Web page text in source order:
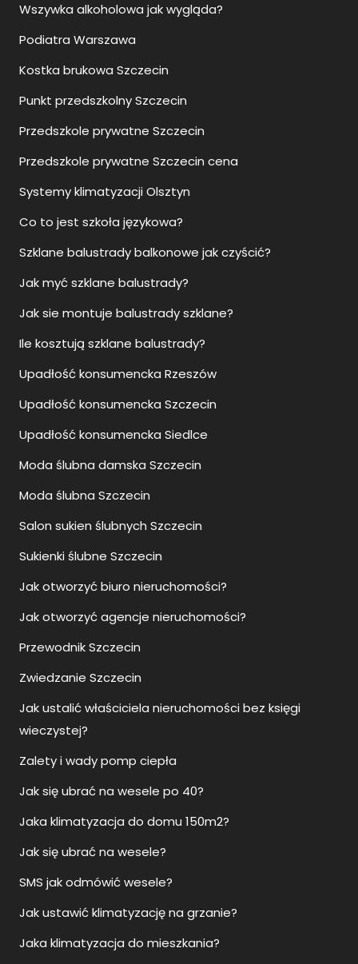
Wszywka alkoholowa jak wygląda?
Podiatra Warszawa
Kostka brukowa Szczecin
Punkt przedszkolny Szczecin
Przedszkole prywatne Szczecin
Przedszkole prywatne Szczecin cena
Systemy klimatyzacji Olsztyn
Co to jest szkoła językowa?
Szklane balustrady balkonowe jak czyścić?
Jak myć szklane balustrady?
Jak sie montuje balustrady szklane?
Ile kosztują szklane balustrady?
Upadłość konsumencka Rzeszów
Upadłość konsumencka Szczecin
Upadłość konsumencka Siedlce
Moda ślubna damska Szczecin
Moda ślubna Szczecin
Salon sukien ślubnych Szczecin
Sukienki ślubne Szczecin
Jak otworzyć biuro nieruchomości?
Jak otworzyć agencje nieruchomości?
Przewodnik Szczecin
Zwiedzanie Szczecin
Jak ustalić właściciela nieruchomości bez księgi
wieczystej?
Zalety i wady pomp ciepła
Jak się ubrać na wesele po 40?
Jaka klimatyzacja do domu 150m2?
Jak się ubrać na wesele?
SMS jak odmówić wesele?
Jak ustawić klimatyzację na grzanie?
Jaka klimatyzacja do mieszkania?